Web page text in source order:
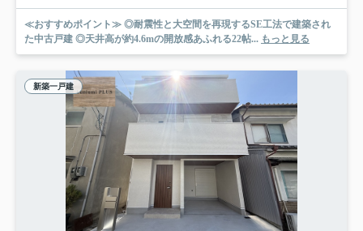
≪おすすめポイント≫ ◎耐震性と大空間を再現するSE工法で建築され
た中古戸建 ◎天井高が約4.6mの開放感あふれる22帖... もっと見る
新築一戸建